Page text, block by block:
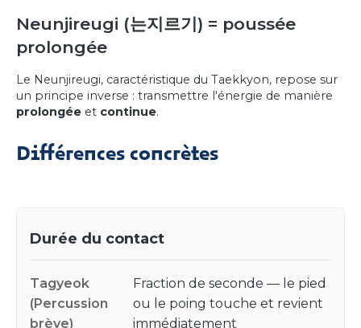
Neunjireugi (는지르기) = poussée
prolongée
Le Neunjireugi, caractéristique du Taekkyon, repose sur
un principe inverse : transmettre l'énergie de manière
prolongée et continue.
Différences concrètes
Durée du contact
Fraction de seconde — le pied
ou le poing touche et revient
immédiatement